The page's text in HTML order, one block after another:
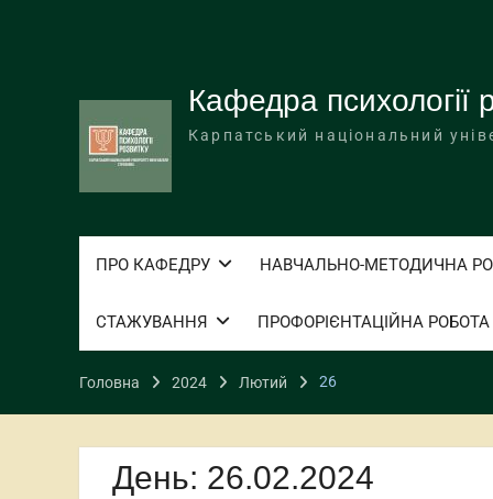
Кафедра психології
Карпатський національний
ПРО КАФЕДРУ НАВЧАЛЬНО-МЕТОДИЧНА
СТАЖУВАННЯ ПРОФОРІЄНТАЦІЙНА РОБОТА
Головна 2024 Лютий 26
День: 26.02.2024